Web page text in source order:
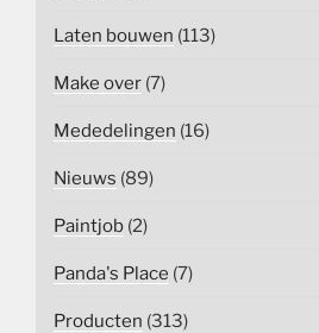
Laten bouwen (113)
Make over (7)
Mededelingen (16)
Nieuws (89)
Paintjob (2)
Panda's Place (7)
Producten (313)